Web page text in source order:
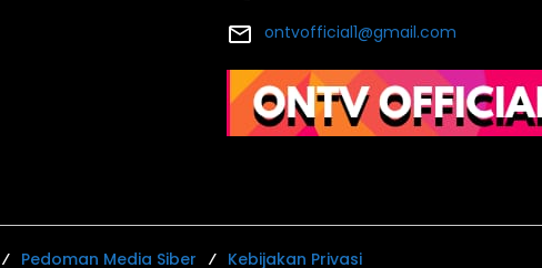
ontvofficial1@gmail.com
Pedoman Media Siber Kebijakan Privasi